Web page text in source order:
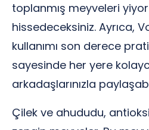
toplanmış meyveleri
hissedeceksiniz. Ayrıca,
kullanımı son derece
sayesinde her yere
arkadaşlarınızla
Çilek ve ahududu,